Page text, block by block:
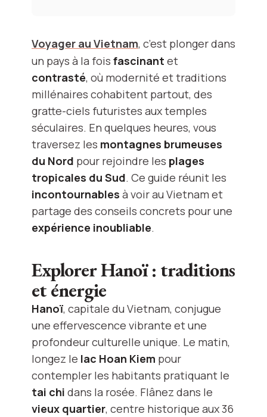
Voyager au Vietnam, c’est plonger dans
un pays à la fois fascinant et
contrasté, où modernité et traditions
millénaires cohabitent partout, des
gratte-ciels futuristes aux temples
séculaires. En quelques heures, vous
traversez les montagnes brumeuses
du Nord pour rejoindre les plages
tropicales du Sud. Ce guide réunit les
incontournables à voir au Vietnam et
partage des conseils concrets pour une
expérience inoubliable.
Explorer Hanoï : traditions
et énergie
Hanoï, capitale du Vietnam, conjugue
une effervescence vibrante et une
profondeur culturelle unique. Le matin,
longez le lac Hoan Kiem pour
contempler les habitants pratiquant le
tai chi dans la rosée. Flânez dans le
vieux quartier, centre historique aux 36